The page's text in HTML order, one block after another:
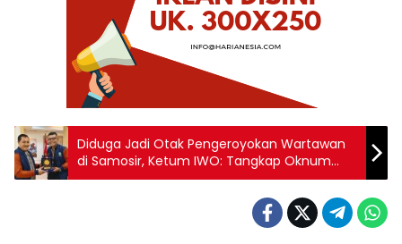
Diduga Jadi Otak Pengeroyokan Wartawan
di Samosir, Ketum IWO: Tangkap Oknum
Kadis Berinisial RL